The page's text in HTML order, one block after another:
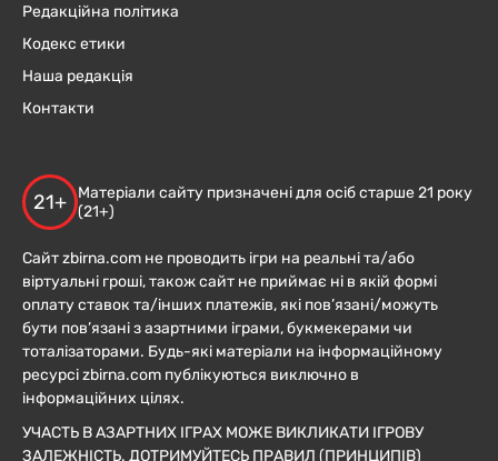
Редакційна політика
Кодекс етики
Наша редакція
Контакти
21+
Матеріали сайту призначені для осіб старше 21 року
(21+)
Сайт zbirna.com не проводить ігри на реальні та/або
віртуальні гроші, також сайт не приймає ні в якій формі
оплату ставок та/інших платежів, які пов’язані/можуть
бути пов’язані з азартними іграми, букмекерами чи
тоталізаторами. Будь-які матеріали на інформаційному
ресурсі zbirna.com публікуються виключно в
інформаційних цілях.
УЧАСТЬ В АЗАРТНИХ ІГРАХ МОЖЕ ВИКЛИКАТИ ІГРОВУ
ЗАЛЕЖНІСТЬ. ДОТРИМУЙТЕСЬ ПРАВИЛ (ПРИНЦИПІВ)